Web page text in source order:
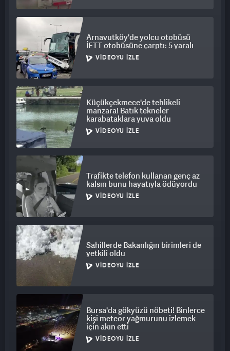
Arnavutköy'de yolcu otobüsü
İETT otobüsüne çarptı: 5 yaralı
VIDEOYU İZLE
Küçükçekmece'de tehlikeli
manzara! Batık tekneler
karabataklara yuva oldu
VIDEOYU İZLE
Trafikte telefon kullanan genç az
kalsın bunu hayatıyla ödüyordu
VIDEOYU İZLE
Sahillerde Bakanlığın birimleri de
yetkili oldu
VIDEOYU İZLE
Bursa'da gökyüzü nöbeti! Binlerce
kişi meteor yağmurunu izlemek
için akın etti
VIDEOYU İZLE